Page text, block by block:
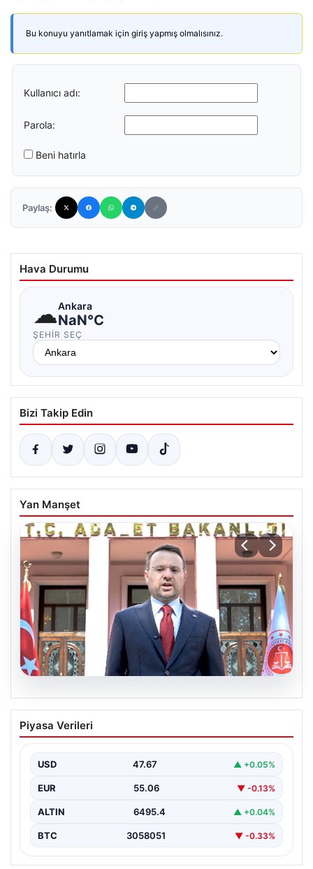
Bu konuyu yanıtlamak için giriş yapmış olmalısınız.
Kullanıcı adı:
Parola:
Beni hatırla
Paylaş:
Hava Durumu
☁Ankara
NaN°C
ŞEHIR SEÇ
Bizi Takip Edin
Yan Manşet
06.08.2026
Bakan Gürlek’ten Çerçeve Yasa
Açıklaması: “Tüm İşlemler Hukuk
Yürütülecek”
Adalet Bakanı Akın Gürlek, terörle mücadelede yeni bir
dönemi başlatacak çerçeve yasanın Meclis'te kabul…
Piyasa Verileri
USD 47.67 ▲ +0.05%
EUR 55.06 ▼ -0.13%
ALTIN 6495.4 ▲ +0.04%
BTC 3058051 ▼ -0.33%